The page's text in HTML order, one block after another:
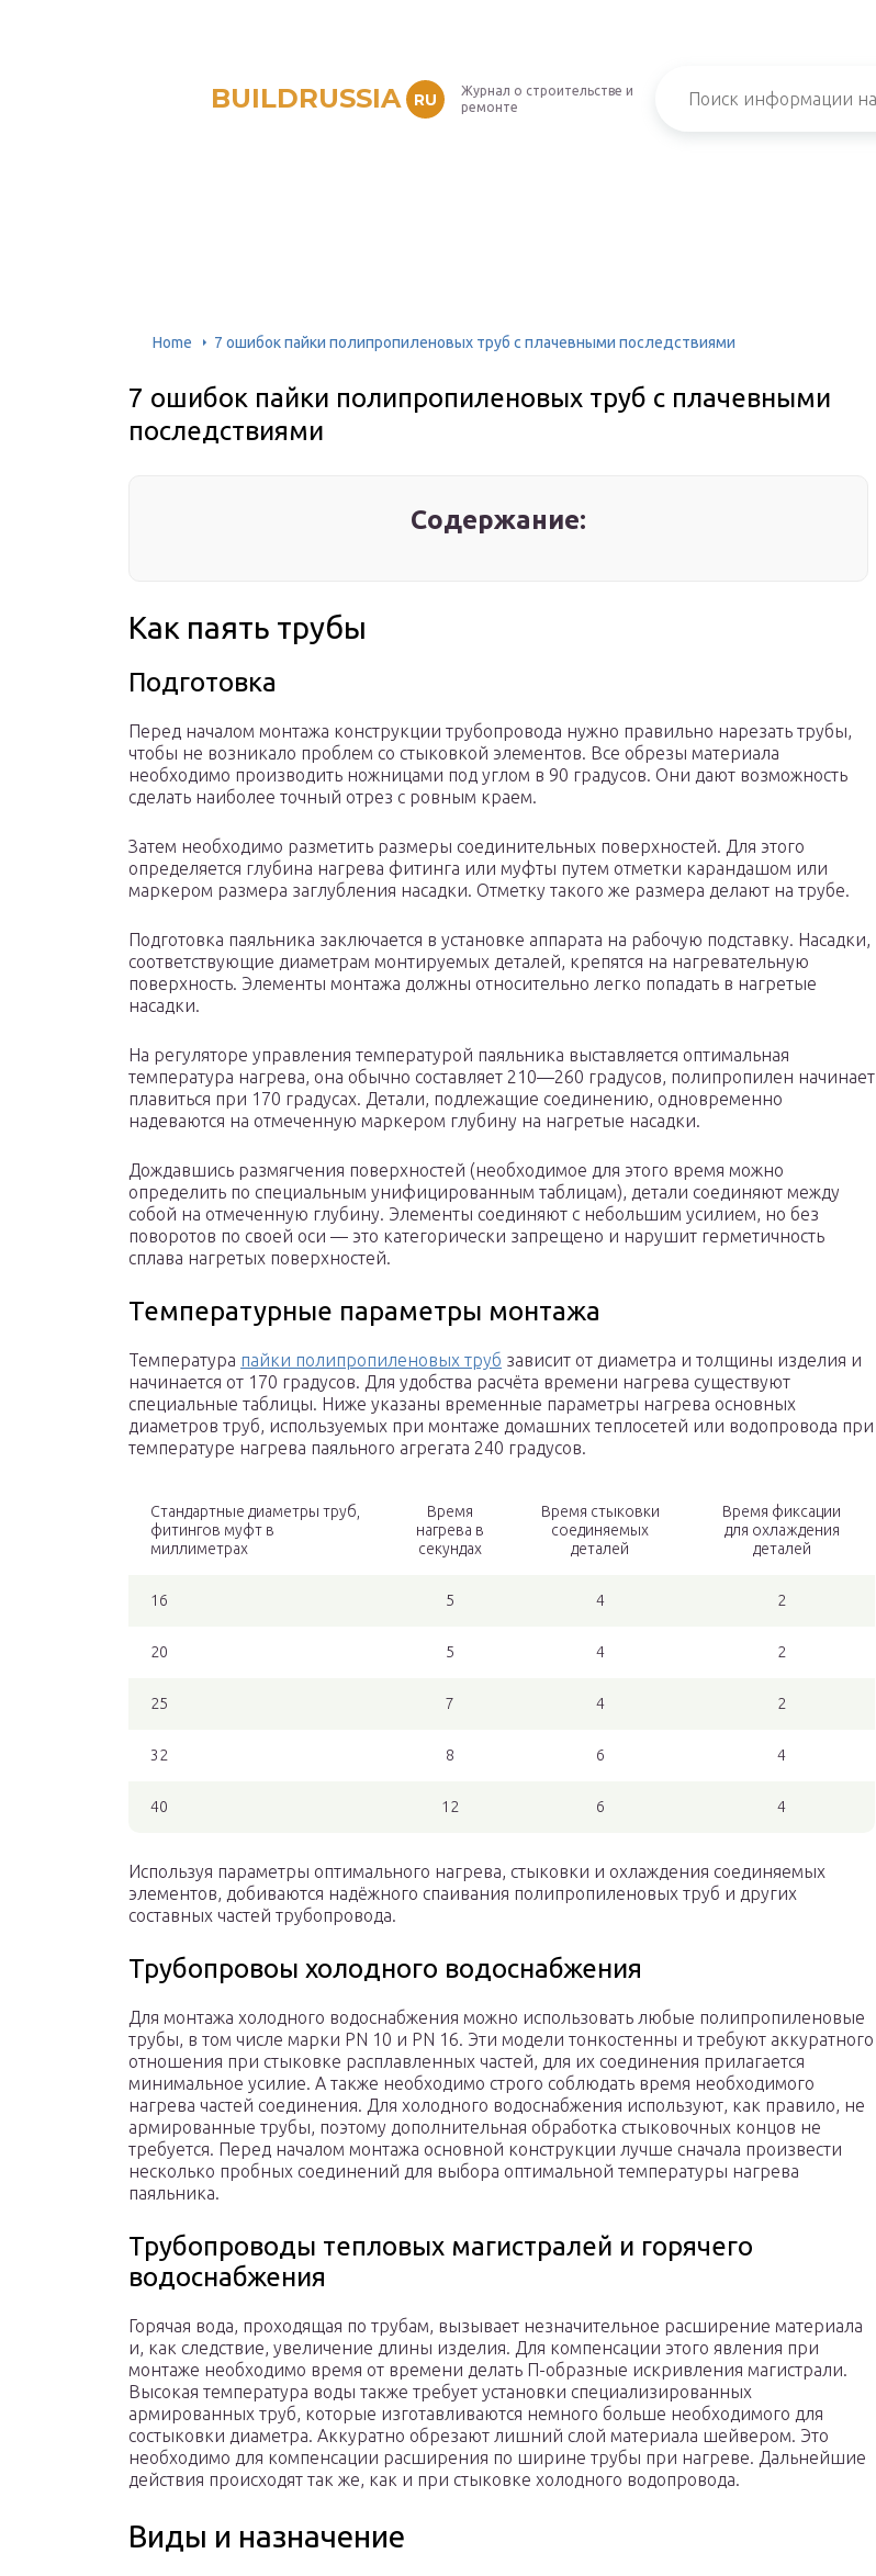
BUILDRUSSIA RU
Журнал о строительстве и
ремонте
Home 7 ошибок пайки полипропиленовых труб с плачевными последствиями
7 ошибок пайки полипропиленовых труб с плачевными
последствиями
Содержание:
Как паять трубы
Подготовка
Перед началом монтажа конструкции трубопровода нужно правильно нарезать трубы,
чтобы не возникало проблем со стыковкой элементов. Все обрезы материала
необходимо производить ножницами под углом в 90 градусов. Они дают возможность
сделать наиболее точный отрез с ровным краем.
Затем необходимо разметить размеры соединительных поверхностей. Для этого
определяется глубина нагрева фитинга или муфты путем отметки карандашом или
маркером размера заглубления насадки. Отметку такого же размера делают на трубе.
Подготовка паяльника заключается в установке аппарата на рабочую подставку. Насадки,
соответствующие диаметрам монтируемых деталей, крепятся на нагревательную
поверхность. Элементы монтажа должны относительно легко попадать в нагретые
насадки.
На регуляторе управления температурой паяльника выставляется оптимальная
температура нагрева, она обычно составляет 210—260 градусов, полипропилен начинает
плавиться при 170 градусах. Детали, подлежащие соединению, одновременно
надеваются на отмеченную маркером глубину на нагретые насадки.
Дождавшись размягчения поверхностей (необходимое для этого время можно
определить по специальным унифицированным таблицам), детали соединяют между
собой на отмеченную глубину. Элементы соединяют с небольшим усилием, но без
поворотов по своей оси — это категорически запрещено и нарушит герметичность
сплава нагретых поверхностей.
Температурные параметры монтажа
Температура пайки полипропиленовых труб зависит от диаметра и толщины изделия и
начинается от 170 градусов. Для удобства расчёта времени нагрева существуют
специальные таблицы. Ниже указаны временные параметры нагрева основных
диаметров труб, используемых при монтаже домашних теплосетей или водопровода при
температуре нагрева паяльного агрегата 240 градусов.
Стандартные диаметры труб,
фитингов муфт в
миллиметрах
Время
нагрева в
секундах
Время стыковки
соединяемых
деталей
Время фиксации
для охлаждения
деталей
16 5 4 2
20 5 4 2
25 7 4 2
32 8 6 4
40 12 6 4
Используя параметры оптимального нагрева, стыковки и охлаждения соединяемых
элементов, добиваются надёжного спаивания полипропиленовых труб и других
составных частей трубопровода.
Трубопровоы холодного водоснабжения
Для монтажа холодного водоснабжения можно использовать любые полипропиленовые
трубы, в том числе марки PN 10 и PN 16. Эти модели тонкостенны и требуют аккуратного
отношения при стыковке расплавленных частей, для их соединения прилагается
минимальное усилие. А также необходимо строго соблюдать время необходимого
нагрева частей соединения. Для холодного водоснабжения используют, как правило, не
армированные трубы, поэтому дополнительная обработка стыковочных концов не
требуется. Перед началом монтажа основной конструкции лучше сначала произвести
несколько пробных соединений для выбора оптимальной температуры нагрева
паяльника.
Трубопроводы тепловых магистралей и горячего
водоснабжения
Горячая вода, проходящая по трубам, вызывает незначительное расширение материала
и, как следствие, увеличение длины изделия. Для компенсации этого явления при
монтаже необходимо время от времени делать П-образные искривления магистрали.
Высокая температура воды также требует установки специализированных
армированных труб, которые изготавливаются немного больше необходимого для
состыковки диаметра. Аккуратно обрезают лишний слой материала шейвером. Это
необходимо для компенсации расширения по ширине трубы при нагреве. Дальнейшие
действия происходят так же, как и при стыковке холодного водопровода.
Виды и назначение